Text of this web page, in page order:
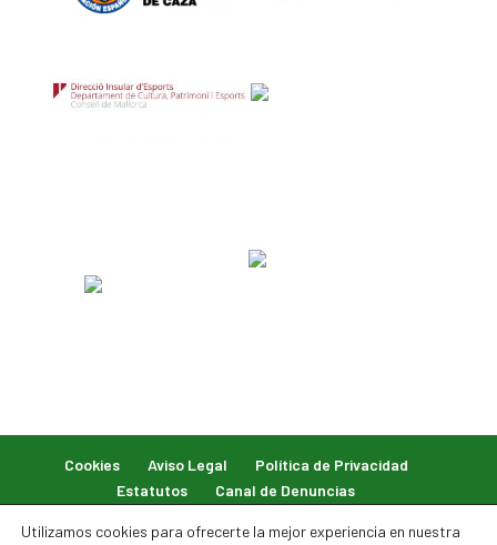
Cookies Aviso Legal
Política de Privacidad
Estatutos
Canal de Denuncias
Utilizamos cookies para ofrecerte la mejor experiencia en nuestra